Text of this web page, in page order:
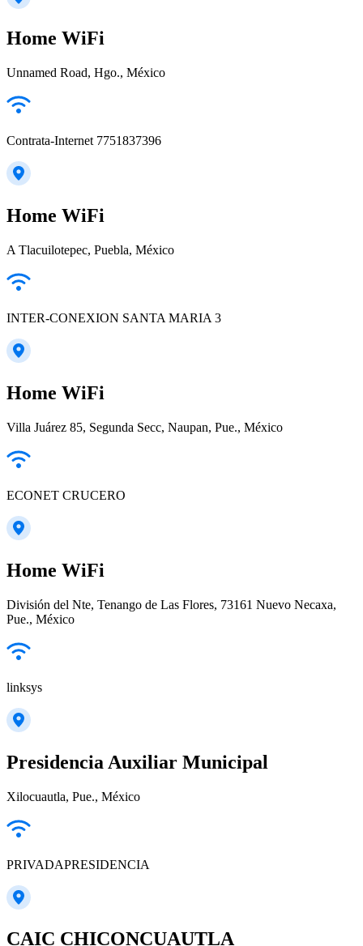
Home WiFi
Unnamed Road, Hgo., México
Contrata-Internet 7751837396
Home WiFi
A Tlacuilotepec, Puebla, México
INTER-CONEXION SANTA MARIA 3
Home WiFi
Villa Juárez 85, Segunda Secc, Naupan, Pue., México
ECONET CRUCERO
Home WiFi
División del Nte, Tenango de Las Flores, 73161 Nuevo Necaxa,
Pue., México
linksys
Presidencia Auxiliar Municipal
Xilocuautla, Pue., México
PRIVADAPRESIDENCIA
CAIC CHICONCUAUTLA